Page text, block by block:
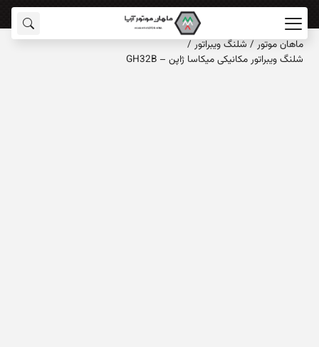
ماهان‌ موتور / شلنگ ویبراتور /
شلنگ ویبراتور مکانیکی میکاسا ژاپن – GH32B